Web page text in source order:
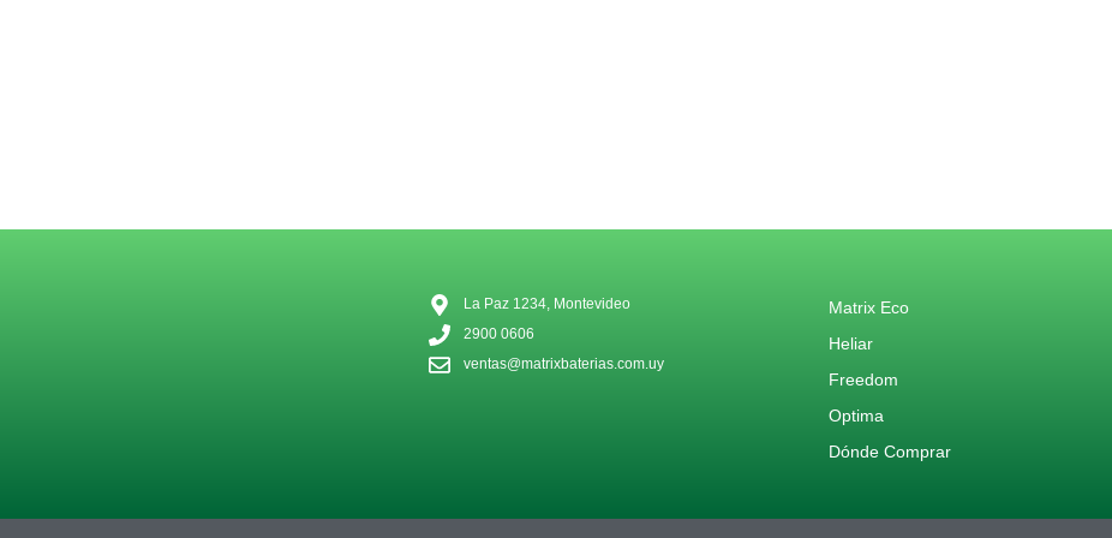
La Paz 1234, Montevideo
2900 0606
ventas@matrixbaterias.com.uy
Matrix Eco
Heliar
Freedom
Optima
Dónde Comprar